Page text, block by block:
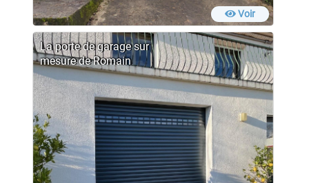
Voir
La porte de garage sur
mesure de Romain